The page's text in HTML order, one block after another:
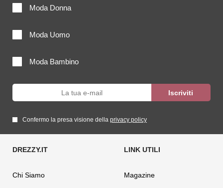
Moda Donna
Moda Uomo
Moda Bambino
Confermo la presa visione della privacy policy
Chi Siamo Magazine